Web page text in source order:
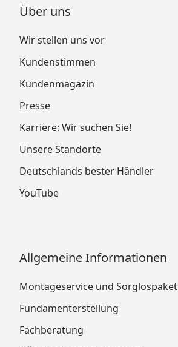
Über uns
Wir stellen uns vor
Kundenstimmen
Kundenmagazin
Presse
Karriere: Wir suchen Sie!
Unsere Standorte
Deutschlands bester Händler
YouTube
Allgemeine Informationen
Montageservice und Sorglospaket
Fundamenterstellung
Fachberatung